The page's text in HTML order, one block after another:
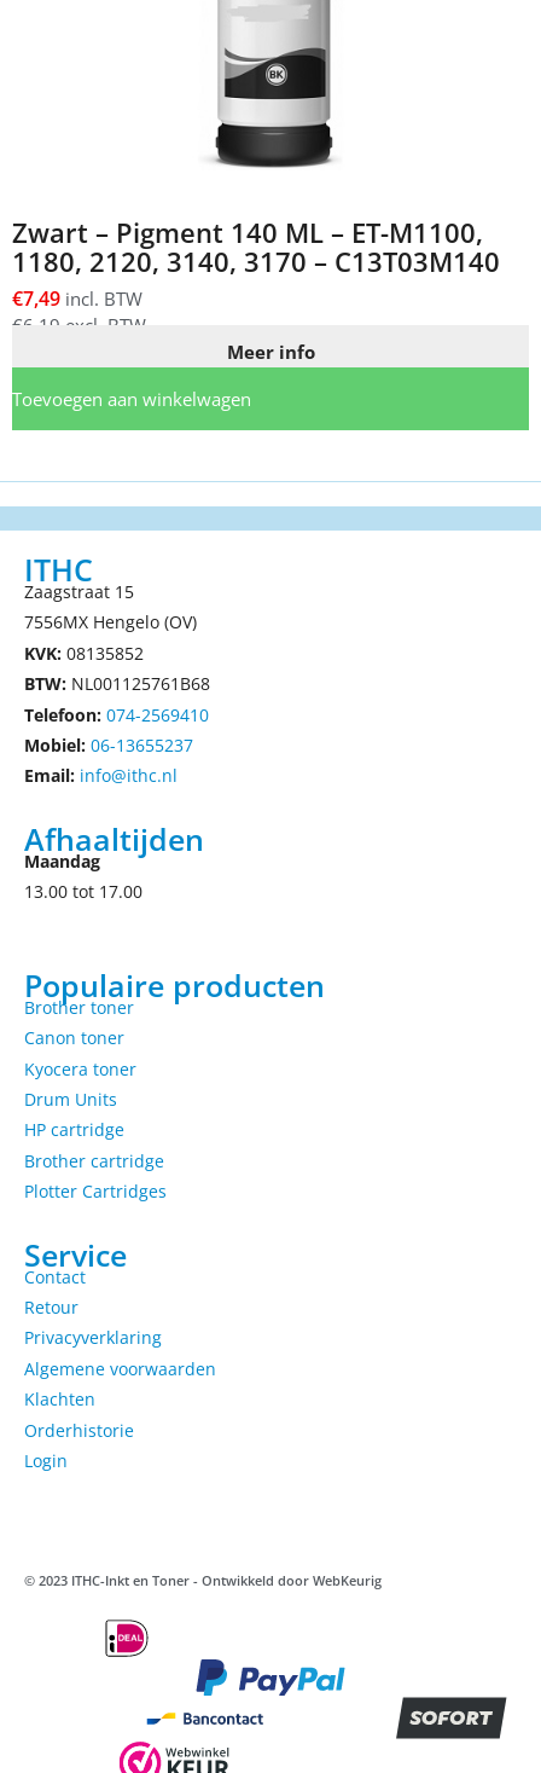
Zwart – Pigment 140 ML – ET-M1100,
1180, 2120, 3140, 3170 – C13T03M140
€7,49 incl. BTW
€6,19 excl. BTW
Meer info
Toevoegen aan winkelwagen
ITHC
Zaagstraat 15
7556MX Hengelo (OV)
KVK: 08135852
BTW: NL001125761B68
Telefoon: 074-2569410
Mobiel: 06-13655237
Email: info@ithc.nl
Afhaaltijden
Maandag
13.00 tot 17.00
Populaire producten
Brother toner
Canon toner
Kyocera toner
Drum Units
HP cartridge
Brother cartridge
Plotter Cartridges
Service
Contact
Retour
Privacyverklaring
Algemene voorwaarden
Klachten
Orderhistorie
Login
© 2023 ITHC-Inkt en Toner - Ontwikkeld door WebKeurig